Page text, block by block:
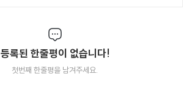
등록된 한줄평이 없습니다!
첫번째 한줄평을 남겨주세요.